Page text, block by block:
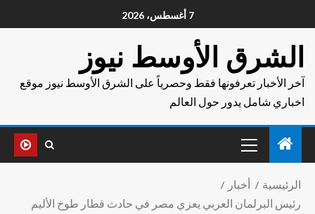
7 أغسطس، 2026
الشرق الأوسط نيوز
آخر الأخبار تعرفونها فقط وحصرياً على الشرق الأوسط نيوز موقع
اخباري شامل يدور حول العالم
الرئيسية
أخبار
رئيس البرلمان العربي يعزي مصر في حادث قطار طوخ الأليم